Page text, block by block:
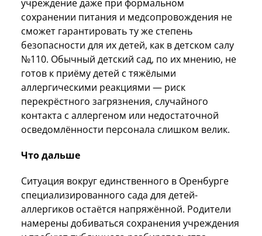
учреждение даже при формальном
сохранении питания и медсопровождения не
сможет гарантировать ту же степень
безопасности для их детей, как в детском салу
№110. Обычный детский сад, по их мнению, не
готов к приёму детей с тяжёлыми
аллергическими реакциями — риск
перекрёстного загрязнения, случайного
контакта с аллергеном или недостаточной
осведомлённости персонала слишком велик.
Что дальше
Ситуация вокруг единственного в Оренбурге
специализированного сада для детей-
аллергиков остаётся напряжённой. Родители
намерены добиваться сохранения учреждения